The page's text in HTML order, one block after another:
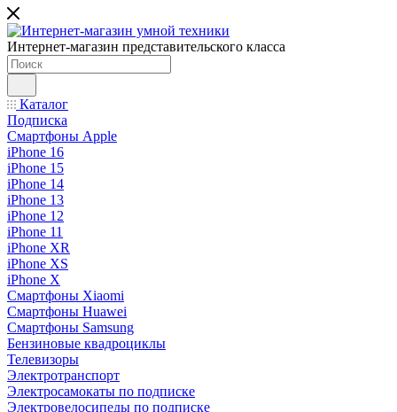
Интернет-магазин представительского класса
Каталог
Подписка
Смартфоны Apple
iPhone 16
iPhone 15
iPhone 14
iPhone 13
iPhone 12
iPhone 11
iPhone XR
iPhone XS
iPhone X
Смартфоны Xiaomi
Смартфоны Huawei
Смартфоны Samsung
Бензиновые квадроциклы
Телевизоры
Электротранспорт
Электросамокаты по подписке
Электровелосипеды по подписке